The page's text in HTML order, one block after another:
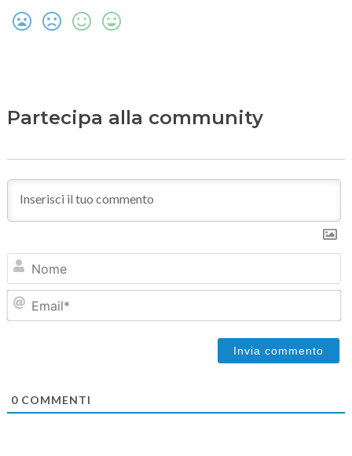
Partecipa alla community
0COMMENTI